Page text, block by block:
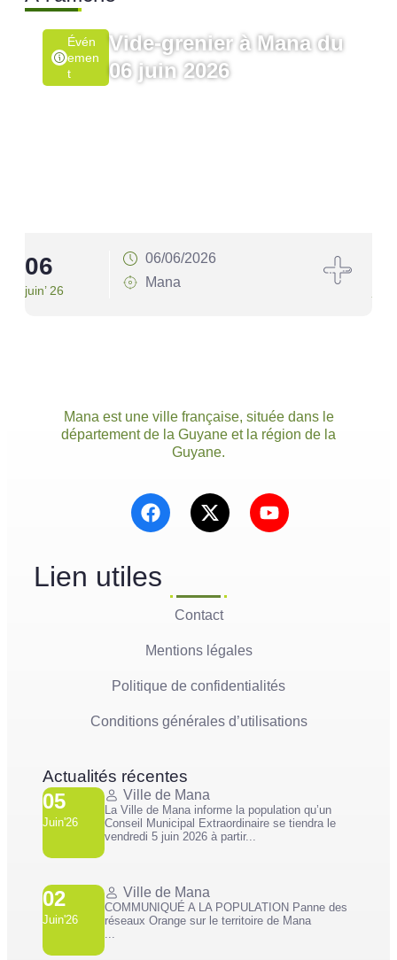
Évén
Emen
T
Vide-grenier à Mana du
06 juin 2026
06
juin’ 26
06/06/2026
Mana
Mana est une ville française, située dans le
département de la Guyane et la région de la
Guyane.
Lien utiles
Contact
Mentions légales
Politique de confidentialités
Conditions générales d’utilisations
Actualités récentes
05
Juin'26
Ville de Mana
La Ville de Mana informe la population qu’un
Conseil Municipal Extraordinaire se tiendra le
vendredi 5 juin 2026 à partir...
02
Juin'26
Ville de Mana
COMMUNIQUÉ A LA POPULATION Panne des
réseaux Orange sur le territoire de Mana